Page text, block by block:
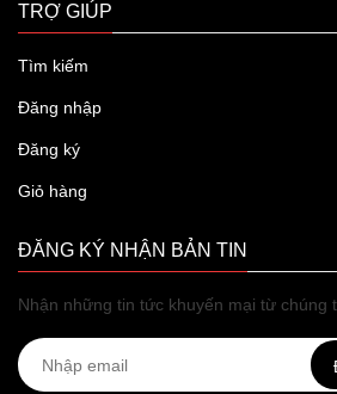
TRỢ GIÚP
Tìm kiếm
Đăng nhập
Đăng ký
Giỏ hàng
ĐĂNG KÝ NHẬN BẢN TIN
Nhận những tin tức khuyến mại từ chúng